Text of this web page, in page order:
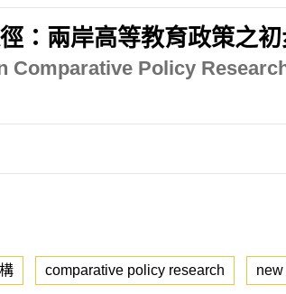
：兩岸高等教育政策之
Comparative Policy
comparative policy research